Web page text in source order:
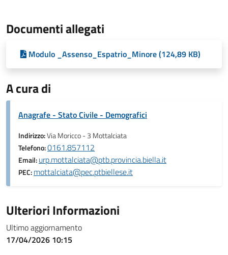
Documenti allegati
Modulo _Assenso_Espatrio_Minore (124,89 KB)
A cura di
Anagrafe - Stato Civile - Demografici
Indirizzo:Via Moricco - 3 Mottalciata
Telefono:0161.857112
Email:urp.mottalciata@ptb.provincia.biella.it
PEC:mottalciata@pec.ptbiellese.it
Ulteriori Informazioni
Ultimo aggiornamento
17/04/2026 10:15